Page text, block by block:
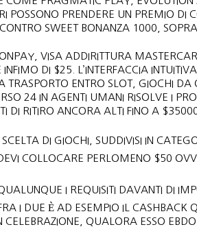
POSSONO PRENDERE UN PREMIO
SWEET BONANZA 1000,
VISA ADDIRITTURA
DI $25. L’INTERFACCIA
TRASPORTO ENTRO SLOT, GIOCHI
24 IN AGENTI UMANI RISOLVE I
DI RITIRO ANCORA ALTI FINO A
DI GIOCHI, SUDDIVISI IN
COLLOCARE PERLOMENO $50
I REQUISITI DAVANTI DI
I DUE È AD ESEMPIO IL CASHBACK
CELEBRAZIONE, QUALORA ESSO